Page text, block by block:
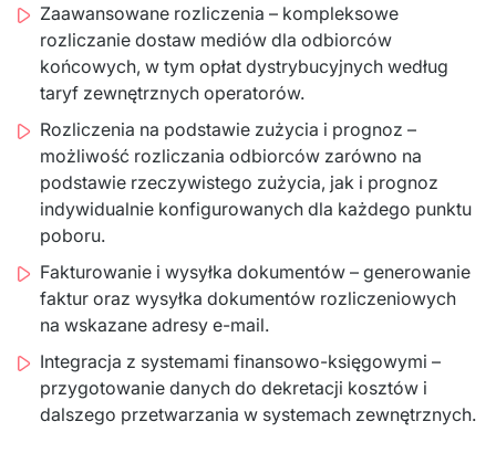
Zaawansowane rozliczenia – kompleksowe
rozliczanie dostaw mediów dla odbiorców
końcowych, w tym opłat dystrybucyjnych według
taryf zewnętrznych operatorów.
Rozliczenia na podstawie zużycia i prognoz –
możliwość rozliczania odbiorców zarówno na
podstawie rzeczywistego zużycia, jak i prognoz
indywidualnie konfigurowanych dla każdego punktu
poboru.
Fakturowanie i wysyłka dokumentów – generowanie
faktur oraz wysyłka dokumentów rozliczeniowych
na wskazane adresy e-mail.
Integracja z systemami finansowo-księgowymi –
przygotowanie danych do dekretacji kosztów i
dalszego przetwarzania w systemach zewnętrznych.